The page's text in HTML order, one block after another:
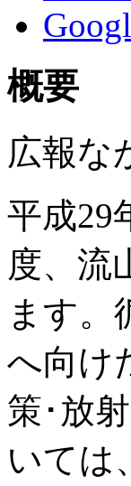
概要
広報な
平成29
度、流
ます。
へ向け
策･放
いては